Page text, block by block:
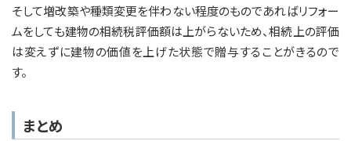
そして増改築や種類変更を伴わない程度のものであればリフォー
ムをしても建物の相続税評価額は上がらないため、相続上の評価
は変えずに建物の価値を上げた状態で贈与することがきるので
す。
まとめ